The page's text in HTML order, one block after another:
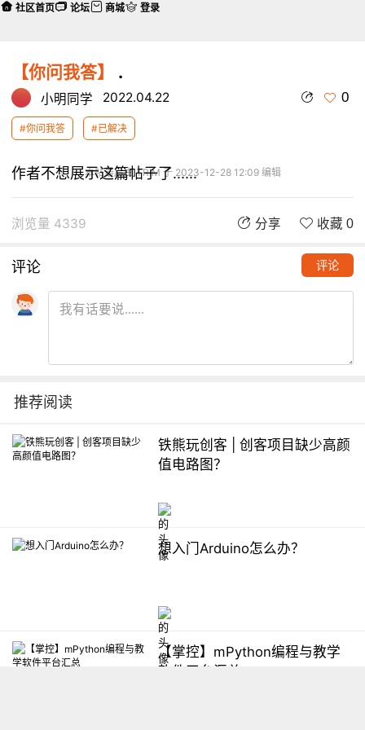
【你问我答】 .
小明同学 2022.04.22 0
#你问我答 #已解决
本帖最后由 TRIM 于 2023-12-28 12:09 编辑
作者不想展示这篇帖子了......
浏览量 4339 分享 收藏 0
评论 评论
推荐阅读
铁熊玩创客 | 创客项目缺少高颜
值电路图？
想入门Arduino怎么办？
【掌控】mPython编程与教学
软件平台汇总
社区首页 论坛 商城 登录